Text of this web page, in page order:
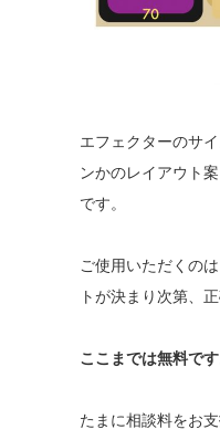
エフェクターのサ
ンかのレイアウト
です。
ご使用いただくの
トが決まり次第、
ここまでは無料です
たまに相談料をお